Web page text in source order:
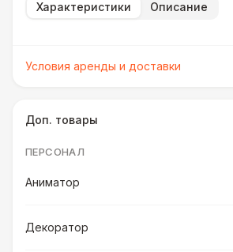
Характеристики Описание
Условия аренды и доставки
Доп. товары
ПЕРСОНАЛ
Аниматор
Декоратор